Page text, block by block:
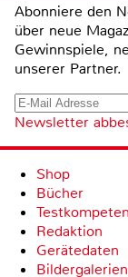
Abonniere den
über neue
Gewinnspiele,
unserer Partner.
Newsletter
Shop
Bücher
Redaktion
Gerätedaten
Bildergalerien